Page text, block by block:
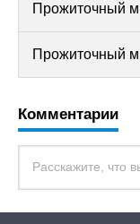
Прожиточный
Прожиточный
Комментарии